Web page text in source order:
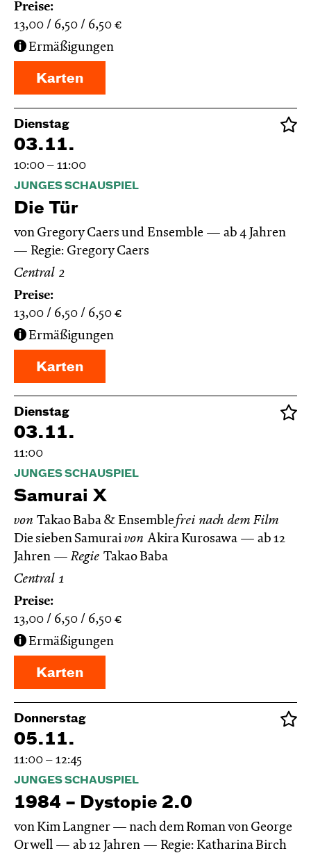
Preise:
13,00
6,50 6,50 €
Ermäßigungen
Karten
Dienstag
03.11.
10:00 – 11:00
JUNGES SCHAUSPIEL
Die Tür
von Gregory Caers und Ensemble
ab 4 Jahren
Regie: Gregory Caers
Central 2
Preise:
13,00
6,50 6,50 €
Ermäßigungen
Karten
Dienstag
03.11.
11:00
JUNGES SCHAUSPIEL
Samurai X
von Takao Baba & Ensemblefrei nach dem Film
Die sieben Samurai von Akira Kurosawa
ab 12
Jahren
Regie Takao Baba
Central 1
Preise:
13,00
6,50 6,50 €
Ermäßigungen
Karten
Donnerstag
05.11.
11:00 – 12:45
JUNGES SCHAUSPIEL
1984 – Dystopie 2.0
von Kim Langner — nach dem Roman von George
Orwell
ab 12 Jahren
Regie: Katharina Birch